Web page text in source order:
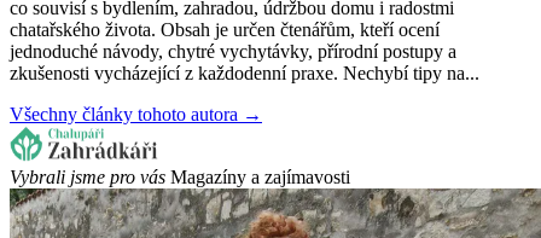
co souvisí s bydlením, zahradou, údržbou domu i radostmi
chatařského života. Obsah je určen čtenářům, kteří ocení
jednoduché návody, chytré vychytávky, přírodní postupy a
zkušenosti vycházející z každodenní praxe. Nechybí tipy na...
Všechny články tohoto autora →
Vybrali jsme pro vás Magazíny a zajímavosti